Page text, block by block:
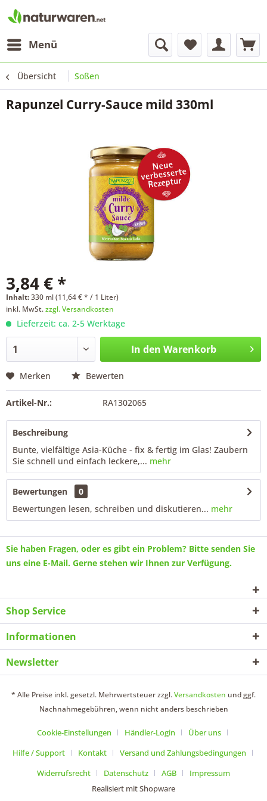
Menü
Übersicht Soßen
Rapunzel Curry-Sauce mild 330ml
3,84 € *
Inhalt:330 ml (11,64 € * / 1 Liter)
inkl. MwSt.zzgl. Versandkosten
Lieferzeit: ca. 2-5 Werktage
In den Warenkorb
Merken Bewerten
Artikel-Nr.: RA1302065
Beschreibung
Bunte, vielfältige Asia-Küche - fix & fertig im Glas! Zaubern
Sie schnell und einfach leckere,... mehr
Bewertungen
0
Bewertungen lesen, schreiben und diskutieren... mehr
Sie haben Fragen, oder es gibt ein Problem? Bitte senden Sie
uns eine E-Mail. Gerne stehen wir Ihnen zur Verfügung.
Shop Service
Informationen
Newsletter
* Alle Preise inkl. gesetzl. Mehrwertsteuer zzgl.Versandkosten und ggf.
Nachnahmegebühren, wenn nicht anders beschrieben
Cookie-Einstellungen Händler-Login
Über uns
Hilfe / Support
Kontakt
Versand und Zahlungsbedingungen
Widerrufsrecht
Datenschutz AGB
Impressum
Realisiert mit Shopware